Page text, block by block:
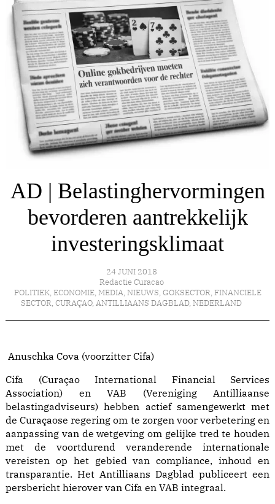
AD | Belastinghervormingen
bevorderen aantrekkelijk
investeringsklimaat
24 JUNI 2018
Redactie Curacao
POLITIEK, ECONOMIE, MEDIA, NIEUWS, GOKSECTOR, FINANCIELE
SECTOR, CURAÇAO, ANTILLIAANS DAGBLAD, NEDERLAND
Anuschka Cova (voorzitter Cifa)
Cifa (Curaçao International Financial Services
Association) en VAB (Vereniging Antilliaanse
belastingadviseurs) hebben actief samengewerkt met
de Curaçaose regering om te zorgen voor verbetering en
aanpassing van de wetgeving om gelijke tred te houden
met de voortdurend veranderende internationale
vereisten op het gebied van compliance, inhoud en
transparantie. Het Antilliaans Dagblad publiceert een
persbericht hierover van Cifa en VAB integraal.